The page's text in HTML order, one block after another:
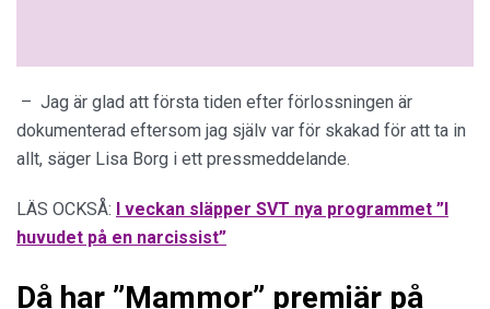
– Jag är glad att första tiden efter förlossningen är
dokumenterad eftersom jag själv var för skakad för att ta in
allt, säger Lisa Borg i ett pressmeddelande.
LÄS OCKSÅ: I veckan släpper SVT nya programmet ”I
huvudet på en narcissist”
Då har ”Mammor” premiär på